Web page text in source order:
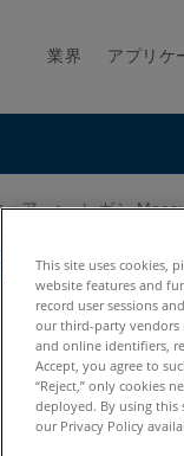
業界 アプリケ
ェア レガシ-
件 :
This site uses cookies,
website features and
record user sessions
our third-party vendors
and online identifiers,
Accept, you agree to
“Reject,” only cookies
deployed. By using this
our Privacy Policy